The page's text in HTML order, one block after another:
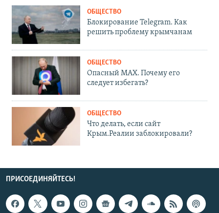
ОБЩЕСТВО
Блокирование Telegram. Как
решить проблему крымчанам
ОБЩЕСТВО
Опасный MAX. Почему его
следует избегать?
ОБЩЕСТВО
Что делать, если сайт
Крым.Реалии заблокировали?
ПРИСОЕДИНЯЙТЕСЬ!